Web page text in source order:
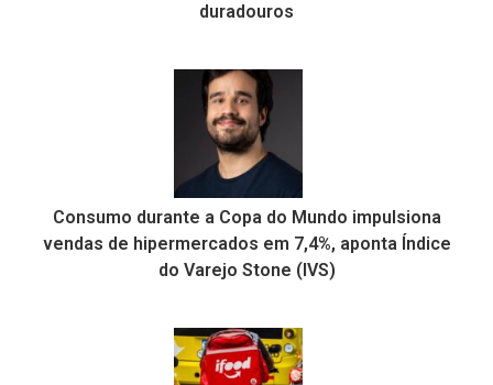
duradouros
Consumo durante a Copa do Mundo impulsiona
vendas de hipermercados em 7,4%, aponta Índice
do Varejo Stone (IVS)